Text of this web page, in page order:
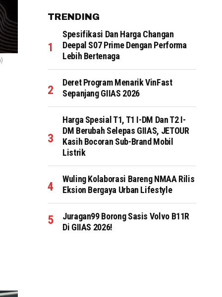
TRENDING
Spesifikasi Dan Harga Changan
Deepal S07 Prime Dengan Performa
Lebih Bertenaga
Deret Program Menarik VinFast
Sepanjang GIIAS 2026
Harga Spesial T1, T1 I-DM Dan T2 I-
DM Berubah Selepas GIIAS, JETOUR
Kasih Bocoran Sub-Brand Mobil
Listrik
Wuling Kolaborasi Bareng NMAA Rilis
Eksion Bergaya Urban Lifestyle
Juragan99 Borong Sasis Volvo B11R
Di GIIAS 2026!